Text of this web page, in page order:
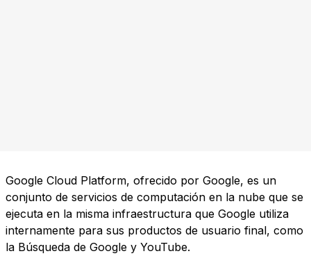
Google Cloud Platform, ofrecido por Google, es un
conjunto de servicios de computación en la nube que se
ejecuta en la misma infraestructura que Google utiliza
internamente para sus productos de usuario final, como
la Búsqueda de Google y YouTube.